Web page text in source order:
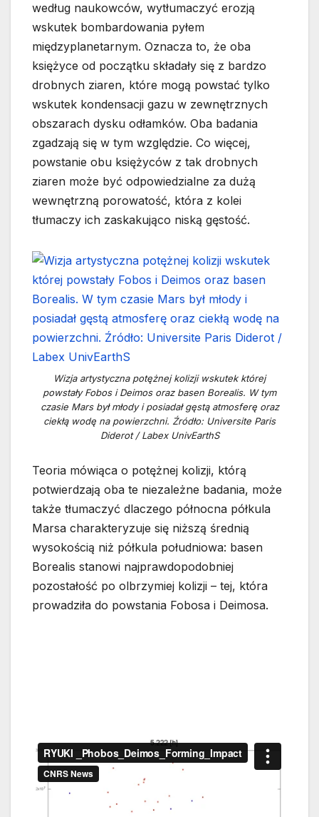
według naukowców, wytłumaczyć erozją
wskutek bombardowania pyłem
międzyplanetarnym. Oznacza to, że oba
księżyce od początku składały się z bardzo
drobnych ziaren, które mogą powstać tylko
wskutek kondensacji gazu w zewnętrznych
obszarach dysku odłamków. Oba badania
zgadzają się w tym względzie. Co więcej,
powstanie obu księżyców z tak drobnych
ziaren może być odpowiedzialne za dużą
wewnętrzną porowatość, która z kolei
tłumaczy ich zaskakująco niską gęstość.
Wizja artystyczna potężnej kolizji wskutek której
powstały Fobos i Deimos oraz basen Borealis. W tym
czasie Mars był młody i posiadał gęstą atmosferę oraz
ciekłą wodę na powierzchni. Źródło: Universite Paris
Diderot / Labex UnivEarthS
Teoria mówiąca o potężnej kolizji, którą
potwierdzają oba te niezależne badania, może
także tłumaczyć dlaczego północna półkula
Marsa charakteryzuje się niższą średnią
wysokością niż półkula południowa: basen
Borealis stanowi najprawdopodobniej
pozostałość po olbrzymiej kolizji – tej, która
prowadziła do powstania Fobosa i Deimosa.